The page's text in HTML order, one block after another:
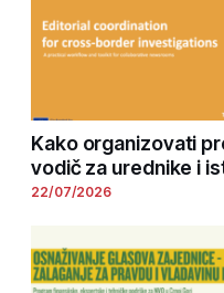
Kako organizovati
vodič za urednike i
22/07/2026